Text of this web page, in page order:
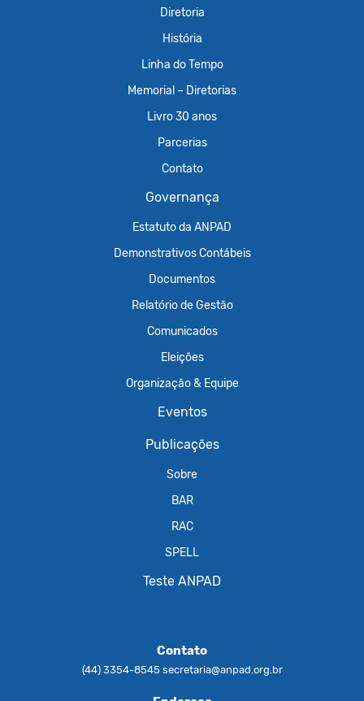
Diretoria
História
Linha do Tempo
Memorial – Diretorias
Livro 30 anos
Parcerias
Contato
Governança
Estatuto da ANPAD
Demonstrativos Contábeis
Documentos
Relatório de Gestão
Comunicados
Eleições
Organização & Equipe
Eventos
Publicações
Sobre
BAR
RAC
SPELL
Teste ANPAD
Contato
(44) 3354-8545 secretaria@anpad.org.br